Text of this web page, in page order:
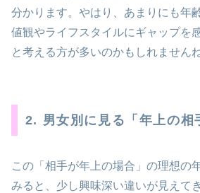
分かります。やはり、あまりにも年
値観やライフスタイルにギャップを
と考える方が多いのかもしれませんね
2. 男女別に見る「年上の相
この「相手が年上の場合」の理想の
みると、少し興味深い違いが見えて